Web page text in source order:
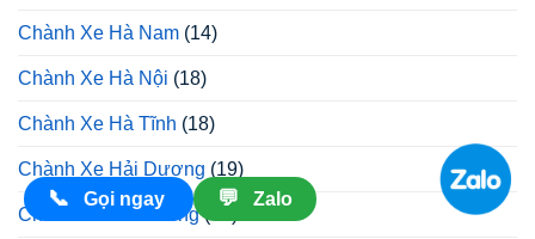
📞 Gọi ngay 💬 Zalo
Chành Xe Hà Nam (14)
Chành Xe Hà Nội (18)
Chành Xe Hà Tĩnh (18)
Chành Xe Hải Dương (19)
Chành Xe Hải Phòng(45)